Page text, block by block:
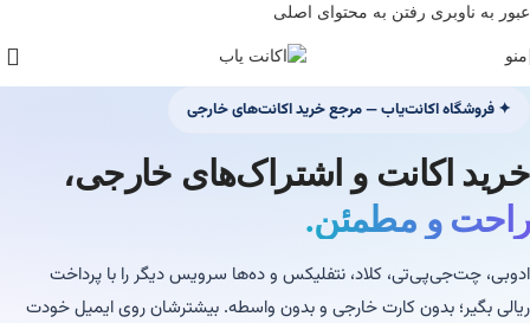
عبور به ناوبری رفتن به محتوای اصلی
منو
✦ فروشگاه اکانت‌یاب — مرجع خرید اکانت‌های خارجی
خرید اکانت و اشتراک‌های خارجی،
راحت و مطمئن.
ادوبی، چت‌جی‌پی‌تی، کلاد، نتفلیکس و ده‌ها سرویس دیگر را با پرداخت
ریالی بگیر؛ بدون کارت خارجی و بدون واسطه. بیشترشان روی ایمیل خودت